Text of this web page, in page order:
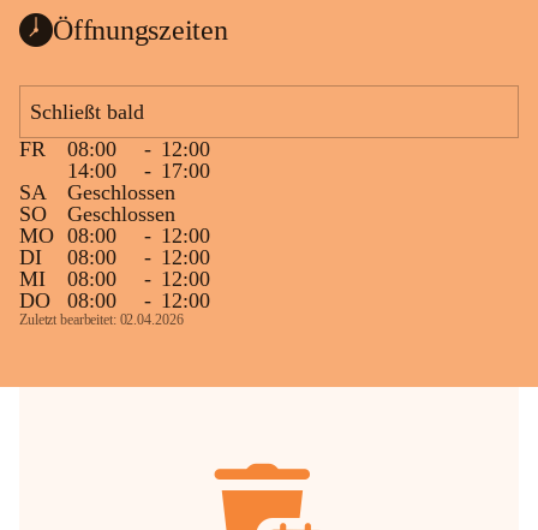
Öffnungszeiten
Schließt bald
FR
08:00 - 12:00
14:00
- 17:00
SA
Geschlossen
SO
Geschlossen
MO 08:00 - 12:00
DI
08:00 - 12:00
MI
08:00 - 12:00
DO
08:00 - 12:00
Zuletzt bearbeitet: 02.04.2026